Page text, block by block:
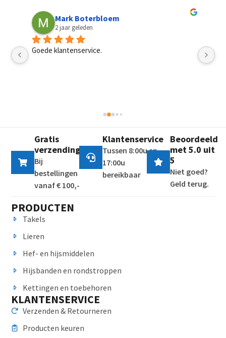
Mark Boterbloem
2 jaar geleden
Goede klantenservice.
Gratis
verzending
Bij
bestellingen
vanaf € 100,-
Klantenservice
Tussen 8:00u en
17:00u
bereikbaar
Beoordeeld
met 5.0 uit
5
Niet goed?
Geld terug.
PRODUCTEN
Takels
Lieren
Hef- en hijsmiddelen
Hijsbanden en rondstroppen
Kettingen en toebehoren
KLANTENSERVICE
Verzenden & Retourneren
Producten keuren